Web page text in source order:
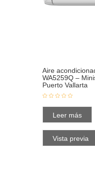
Aire
WA5259Q –
Puerto Vallarta
Leer más
Vista previa